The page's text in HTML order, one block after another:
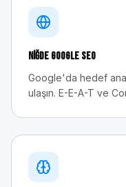
Niğde Google SEO
Google'da hedef
ulaşın. E-E-A-T ve